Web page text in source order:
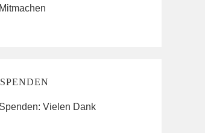
SPENDEN